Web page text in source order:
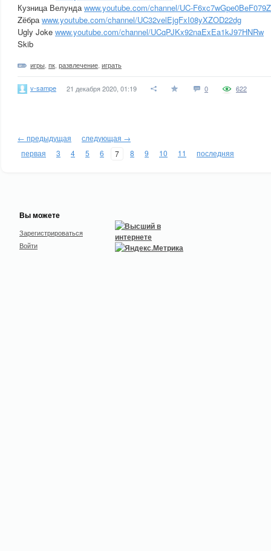
Кузница Велундаwww.youtube.com/channel/UC-
Zёбраwww.youtube.com/channel/UC32velEjgFxI08yXZOD22dg
Ugly Joke www.youtube.com/channel/UCqPJKx92naExEa1kJ97HNRw
Skib
игры пк развлечение играть
v-sampe 21 декабря 2020, 01:19 0 622
← предыдущая
следующая →
первая
3 4 5 6 7 8 9 10 11 последняя
Вы можете
Зарегистрироваться
Войти